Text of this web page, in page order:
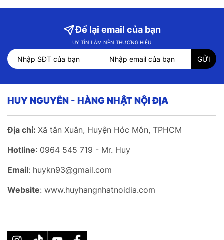
Để lại email của bạn
UY TÍN LÀM NÊN THƯƠNG HIỆU
HUY NGUYỄN - HÀNG NHẬT NỘI ĐỊA
Địa chỉ: Xã tân Xuân, Huyện Hóc Môn, TPHCM
Hotline: 0964 545 719 - Mr. Huy
Email: huykn93@gmail.com
Website: www.huyhangnhatnoidia.com